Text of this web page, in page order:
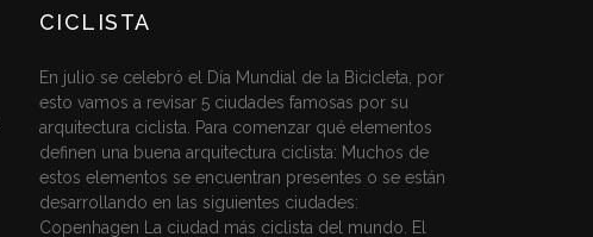
CICLISTA
En julio se celebró el Día Mundial de la Bicicleta, por
esto vamos a revisar 5 ciudades famosas por su
arquitectura ciclista. Para comenzar qué elementos
definen una buena arquitectura ciclista: Muchos de
estos elementos se encuentran presentes o se están
desarrollando en las siguientes ciudades:
Copenhagen La ciudad más ciclista del mundo. El